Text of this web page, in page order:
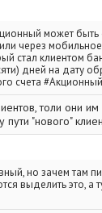
может быть
через
стал клиентом
дней на дату
счета #Акционный
толи они
"нового"
но зачем там
выделить это, а